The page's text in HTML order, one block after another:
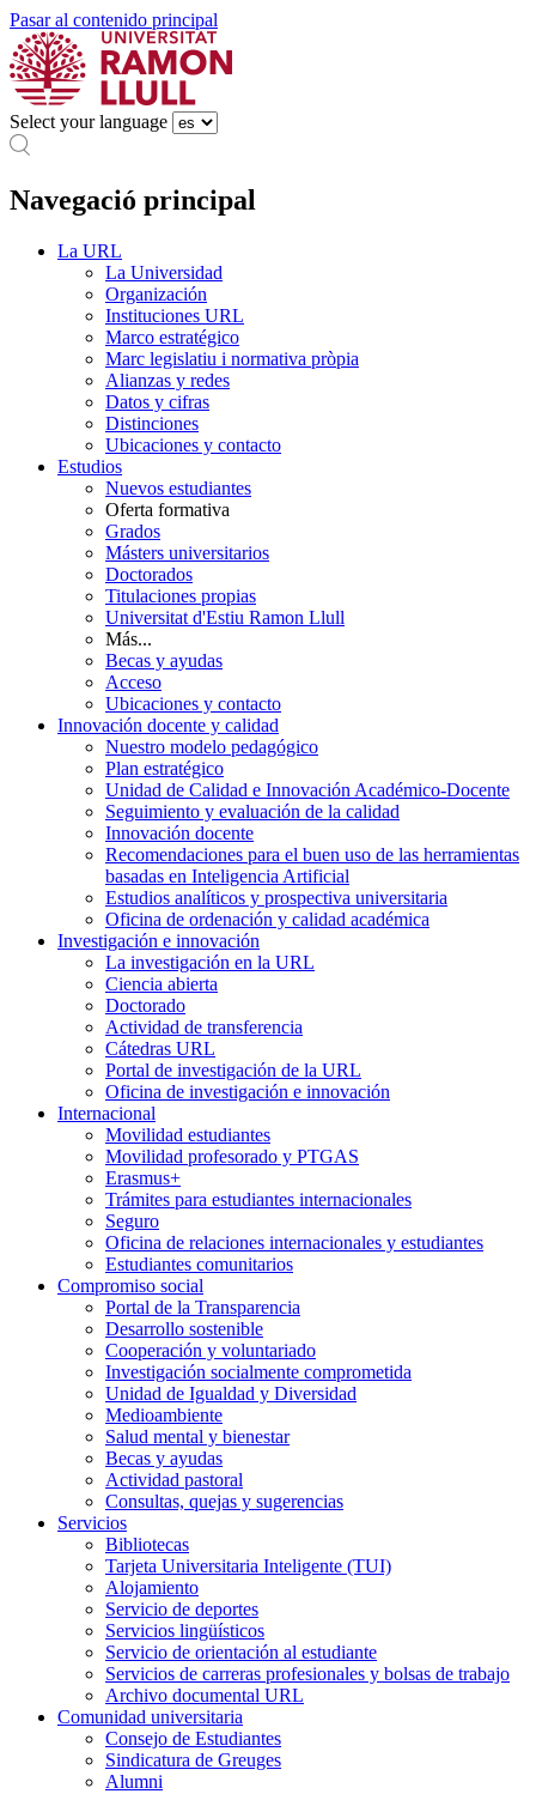
Pasar al contenido principal
Select your language
Navegació principal
La URL
La Universidad
Organización
Instituciones URL
Marco estratégico
Marc legislatiu i normativa pròpia
Alianzas y redes
Datos y cifras
Distinciones
Ubicaciones y contacto
Estudios
Nuevos estudiantes
Oferta formativa
Grados
Másters universitarios
Doctorados
Titulaciones propias
Universitat d'Estiu Ramon Llull
Más...
Becas y ayudas
Acceso
Ubicaciones y contacto
Innovación docente y calidad
Nuestro modelo pedagógico
Plan estratégico
Unidad de Calidad e Innovación Académico-Docente
Seguimiento y evaluación de la calidad
Innovación docente
Recomendaciones para el buen uso de las herramientas
basadas en Inteligencia Artificial
Estudios analíticos y prospectiva universitaria
Oficina de ordenación y calidad académica
Investigación e innovación
La investigación en la URL
Ciencia abierta
Doctorado
Actividad de transferencia
Cátedras URL
Portal de investigación de la URL
Oficina de investigación e innovación
Internacional
Movilidad estudiantes
Movilidad profesorado y PTGAS
Erasmus+
Trámites para estudiantes internacionales
Seguro
Oficina de relaciones internacionales y estudiantes
Estudiantes comunitarios
Compromiso social
Portal de la Transparencia
Desarrollo sostenible
Cooperación y voluntariado
Investigación socialmente comprometida
Unidad de Igualdad y Diversidad
Medioambiente
Salud mental y bienestar
Becas y ayudas
Actividad pastoral
Consultas, quejas y sugerencias
Servicios
Bibliotecas
Tarjeta Universitaria Inteligente (TUI)
Alojamiento
Servicio de deportes
Servicios lingüísticos
Servicio de orientación al estudiante
Servicios de carreras profesionales y bolsas de trabajo
Archivo documental URL
Comunidad universitaria
Consejo de Estudiantes
Sindicatura de Greuges
Alumni